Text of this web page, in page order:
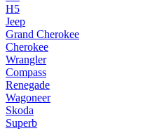
H5
Jeep
Grand Cherokee
Cherokee
Wrangler
Compass
Renegade
Wagoneer
Skoda
Superb